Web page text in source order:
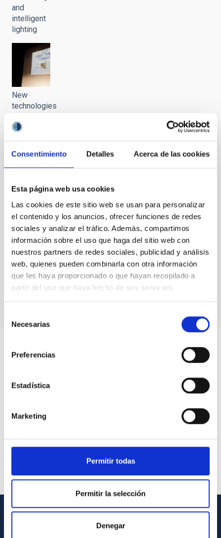
Consentimiento Detalles Acerca de las cookies
Esta página web usa cookies
Las cookies de este sitio web se usan para personalizar
el contenido y los anuncios, ofrecer funciones de redes
sociales y analizar el tráfico. Además, compartimos
información sobre el uso que haga del sitio web con
nuestros partners de redes sociales, publicidad y análisis
web, quienes pueden combinarla con otra información
que les haya proporcionado o que hayan recopilado a
partir del uso que haya hecho de sus servicios.
Necesarias
Preferencias
Estadística
Marketing
Permitir todas
Permitir la selección
Denegar
and
intelligent
lighting
New
technologies
astronomy
intelligent
lighting
New
technologies
astronomy
and
intelligent
lighting